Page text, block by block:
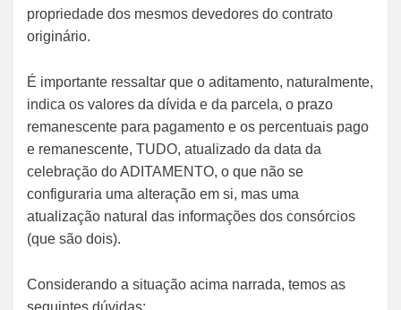
propriedade dos mesmos devedores do contrato
originário.
É importante ressaltar que o aditamento, naturalmente,
indica os valores da dívida e da parcela, o prazo
remanescente para pagamento e os percentuais pago
e remanescente, TUDO, atualizado da data da
celebração do ADITAMENTO, o que não se
configuraria uma alteração em si, mas uma
atualização natural das informações dos consórcios
(que são dois).
Considerando a situação acima narrada, temos as
seguintes dúvidas: